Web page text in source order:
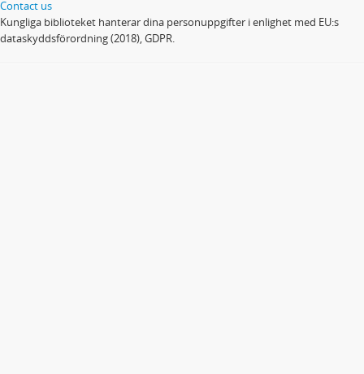
Contact us
Kungliga biblioteket hanterar dina personuppgifter i enlighet med EU:s
dataskyddsförordning (2018), GDPR.